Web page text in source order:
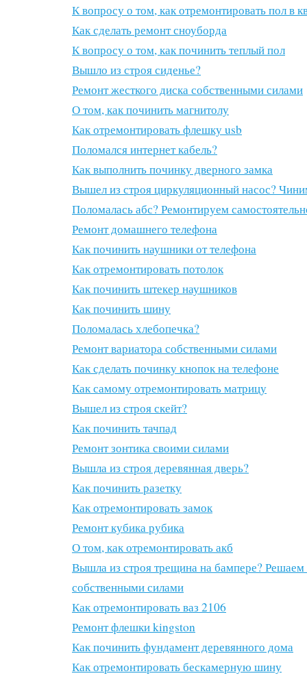
К вопросу о том, как отремонтировать пол в
Как сделать ремонт сноуборда
К вопросу о том, как починить теплый пол
Вышло из строя сиденье?
Ремонт жесткого диска собственными силами
О том, как починить магнитолу
Как отремонтировать флешку usb
Поломался интернет кабель?
Как выполнить починку дверного замка
Вышел из строя циркуляционный насос?
Поломалась абс? Ремонтируем
Ремонт домашнего телефона
Как починить наушники от телефона
Как отремонтировать потолок
Как починить штекер наушников
Как починить шину
Поломалась хлебопечка?
Ремонт вариатора собственными силами
Как сделать починку кнопок на телефоне
Как самому отремонтировать матрицу
Вышел из строя скейт?
Как починить тачпад
Ремонт зонтика своими силами
Вышла из строя деревянная дверь?
Как починить разетку
Как отремонтировать замок
Ремонт кубика рубика
О том, как отремонтировать акб
Вышла из строя трещина на бампере? Решаем
собственными силами
Как отремонтировать ваз 2106
Ремонт флешки kingston
Как починить фундамент деревянного дома
Как отремонтировать бескамерную шину